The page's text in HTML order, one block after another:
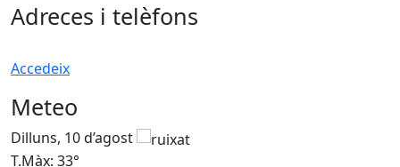
Adreces i telèfons
Accedeix
Meteo
Dilluns, 10 d’agost
T.Màx: 33°